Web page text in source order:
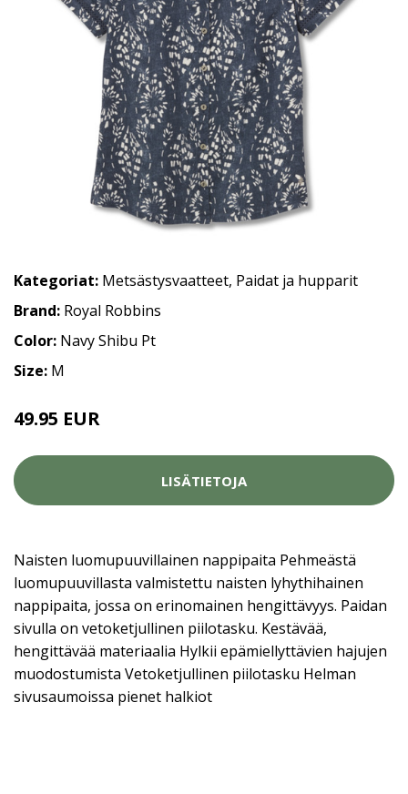
Kategoriat: Metsästysvaatteet, Paidat ja hupparit
Brand: Royal Robbins
Color: Navy Shibu Pt
Size: M
49.95 EUR
LISÄTIETOJA
Naisten luomupuuvillainen nappipaita Pehmeästä
luomupuuvillasta valmistettu naisten lyhythihainen
nappipaita, jossa on erinomainen hengittävyys. Paidan
sivulla on vetoketjullinen piilotasku. Kestävää,
hengittävää materiaalia Hylkii epämiellyttävien hajujen
muodostumista Vetoketjullinen piilotasku Helman
sivusaumoissa pienet halkiot